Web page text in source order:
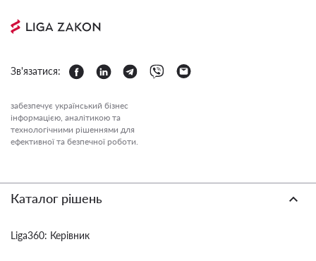
Зв'язатися:
забезпечує український бізнес
інформацією, аналітикою та
технологічними рішеннями для
ефективної та безпечної роботи.
Каталог рішень
Liga360: Керівник